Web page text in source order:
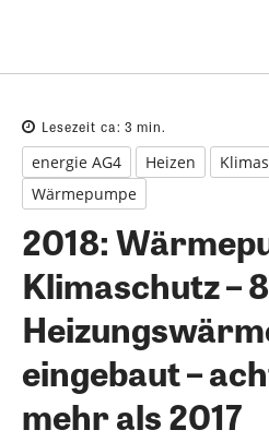
Lesezeit ca: 3 min.
energie AG4 Heizen
Wärmepumpe
2018:
Klimaschutz –
eingebaut –
mehr als 2017